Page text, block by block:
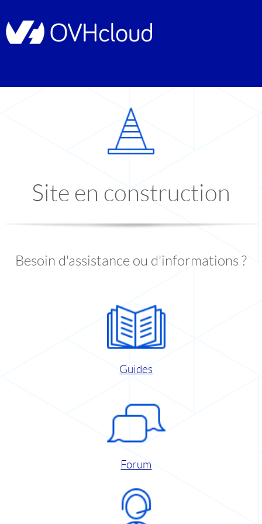
Site en construction
Besoin d'assistance ou d'informations ?
Guides
Forum